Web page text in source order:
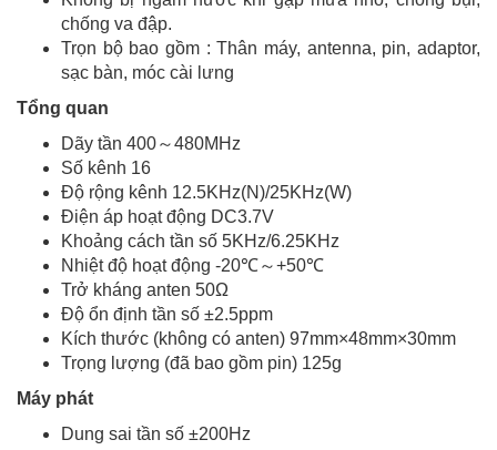
chống va đập.
Trọn bộ bao gồm : Thân máy, antenna, pin, adaptor,
sạc bàn, móc cài lưng
Tổng quan
Dãy tần 400～480MHz
Số kênh 16
Độ rộng kênh 12.5KHz(N)/25KHz(W)
Điện áp hoạt động DC3.7V
Khoảng cách tần số 5KHz/6.25KHz
Nhiệt độ hoạt động -20℃～+50℃
Trở kháng anten 50Ω
Độ ổn định tần số ±2.5ppm
Kích thước (không có anten) 97mm×48mm×30mm
Trọng lượng (đã bao gồm pin) 125g
Máy phát
Dung sai tần số ±200Hz